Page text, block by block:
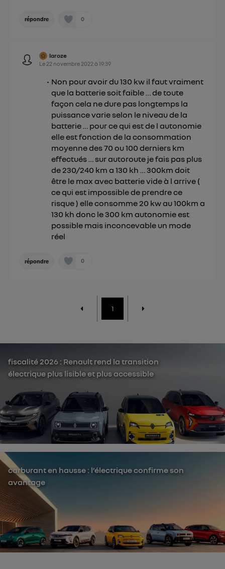
répondre 0
laroze
Le 22 novembre 2022 à19:39
Non pour avoir du 130 kw il faut vraiment
que la batterie soit faible … de toute
façon cela ne dure pas longtemps la
puissance varie selon le niveau de la
batterie … pour ce qui est de l autonomie
elle est fonction de la consommation
moyenne des 70 ou 100 derniers km
effectués … sur autoroute je fais pas plus
de 230/240 km a 130 kh … 300km doit
être le max avec batterie vide à l arrive (
ce qui est impossible de prendre ce
risque ) elle consomme 20 kw au 100km a
130 kh donc le 300 km autonomie est
possible mais inconcevable un mode
réel
répondre 0
1
fiscalité 2026 : Renault rend la transition
électrique plus lisible et plus accessible
carburant en hausse : l’électrique confirme son
avantage